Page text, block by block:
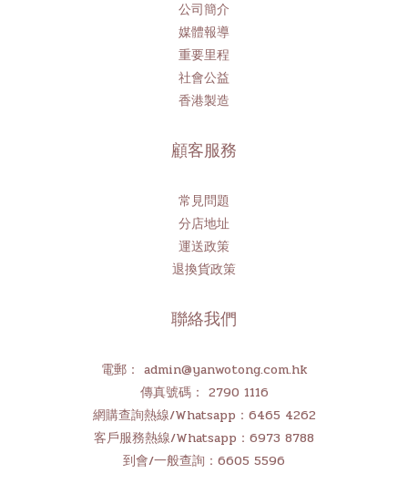
公司簡介
媒體報導
重要里程
社會公益
香港製造
顧客服務
常見問題
分店地址
運送政策
退換貨政策
聯絡我們
電郵： admin@yanwotong.com.hk
傳真號碼： 2790 1116
網購查詢熱線/Whatsapp：6465 4262
客戶服務熱線/Whatsapp：6973 8788
到會/一般查詢：6605 5596